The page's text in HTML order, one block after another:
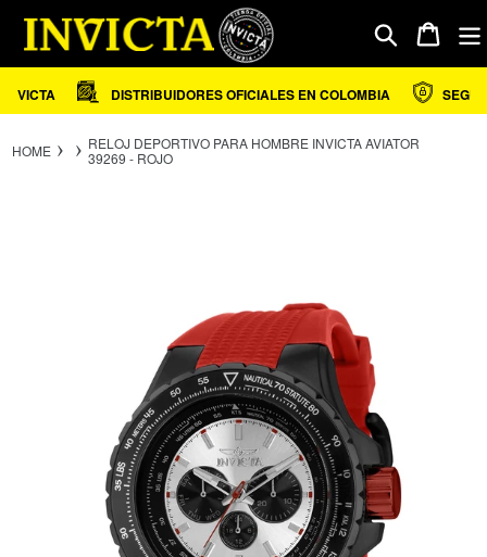
directamente
contenido
Buscar Carrito
DISTRIBUIDORES OFICIALES EN COLOMBIA
HOME
RELOJ DEPORTIVO PARA HOMBRE INVICTA AVIATOR
39269 - ROJO